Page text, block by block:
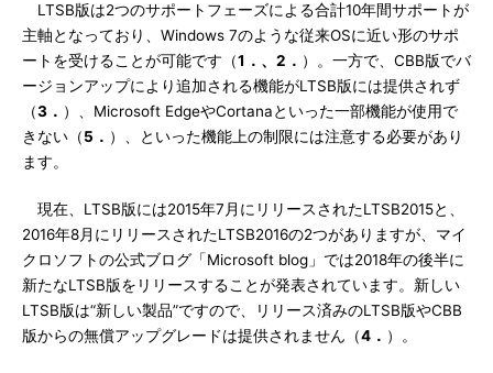
LTSB版は2つのサポートフェーズによる合計10年間サポートが
主軸となっており、Windows 7のような従来OSに近い形のサポ
ートを受けることが可能です（1．、2． ）。一方で、CBB版でバ
ージョンアップにより追加される機能がLTSB版には提供されず
（3． ）、Microsoft EdgeやCortanaといった一部機能が使用で
きない（5． ）、といった機能上の制限には注意する必要があり
ます。
現在、LTSB版には2015年7月にリリースされたLTSB2015と、
2016年8月にリリースされたLTSB2016の2つがありますが、マイ
クロソフトの公式ブログ「Microsoft blog」では2018年の後半に
新たなLTSB版をリリースすることが発表されています。新しい
LTSB版は“新しい製品”ですので、リリース済みのLTSB版やCBB
版からの無償アップグレードは提供されません（4． ）。